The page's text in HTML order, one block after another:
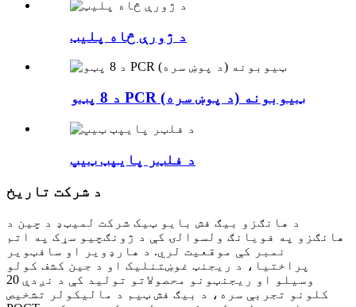
د ژورې څاه پلیټ
د 8 پټو PCR ټیوبونه (د پوښ سره)
د فلټر پایپټ ټیپ
د شرکت تاریخ
د هانګزو بیګ فش بایو ټیک شرکت لمیټډ د چین د
هانګزو په فویانګ ولسوالۍ کې د ژونګچیو سړک په اتم
نمبر کې موقعیت لري. د هارډویر او سافټویر
پراختیا، د ریجنټ غوښتنلیک او د جین کشف کولو
وسیلو او ریجنټونو محصولاتو تولید کې د نږدې 20
کلونو تجربې سره، د بیګ فش ټیم د مالیکولر تشخیص